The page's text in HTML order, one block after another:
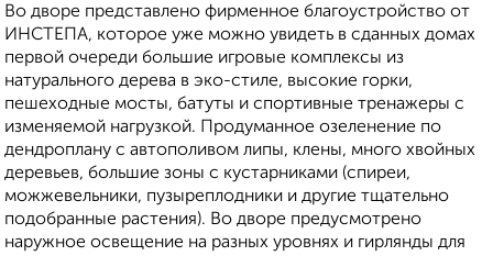
Во дворе представлено фирменное благоустройство от
ИНСТЕПА, которое уже можно увидеть в сданных домах
первой очереди большие игровые комплексы из
натурального дерева в эко-стиле, высокие горки,
пешеходные мосты, батуты и спортивные тренажеры с
изменяемой нагрузкой. Продуманное озеленение по
дендроплану с автополивом липы, клены, много хвойных
деревьев, большие зоны с кустарниками (спиреи,
можжевельники, пузыреплодники и другие тщательно
подобранные растения). Во дворе предусмотрено
наружное освещение на разных уровнях и гирлянды для